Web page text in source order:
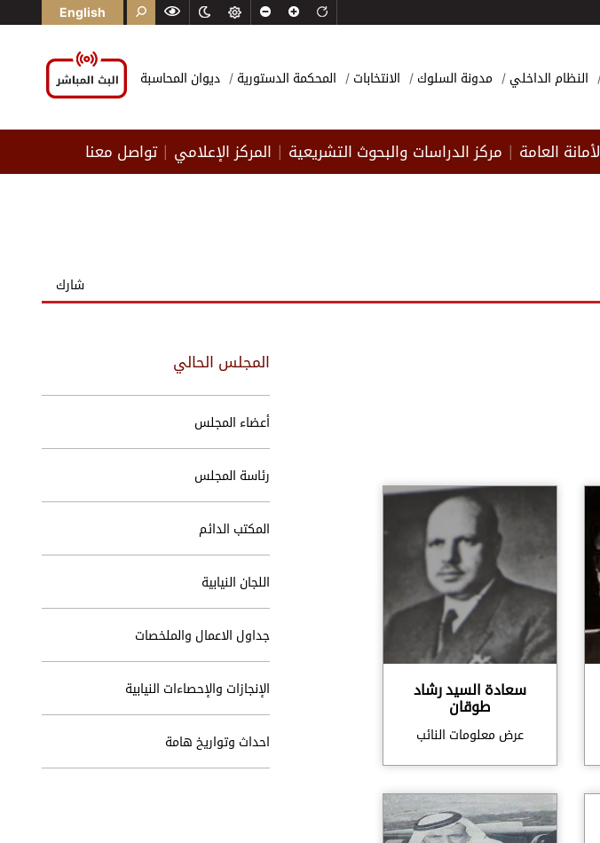
English
النظام الداخلي مدونة السلوك الانتخابات المحكمة الدستورية ديوان المحاسبة
الأمانة العامة مركز الدراسات والبحوث التشريعية المركز الإعلامي تواصل معنا
شارك
سعادة السيد رشاد
طوقان
عرض معلومات النائب
المجلس الحالي
أعضاء المجلس
رئاسة المجلس
المكتب الدائم
اللجان النيابية
جداول الاعمال والملخصات
الإنجازات والإحصاءات النيابية
احداث وتواريخ هامة